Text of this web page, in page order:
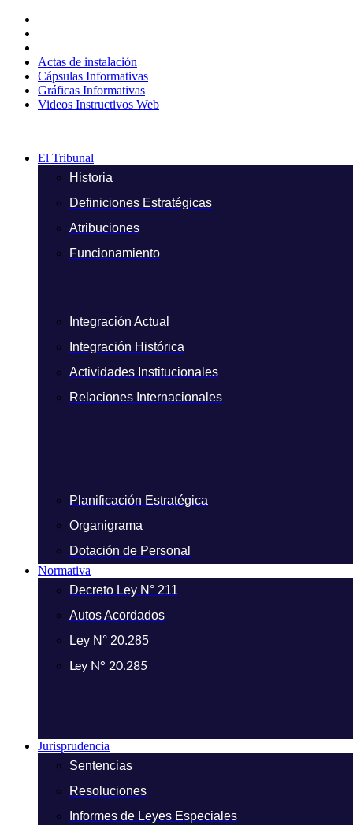
contenido
Actas de instalación
Cápsulas Informativas
Gráficas Informativas
Videos Instructivos Web
El Tribunal
Historia
Definiciones Estratégicas
Atribuciones
Funcionamiento
Integración Actual
Integración Histórica
Actividades Institucionales
Relaciones Internacionales
Planificación Estratégica
Organigrama
Dotación de Personal
Normativa
Decreto Ley N° 211
Autos Acordados
Ley N° 20.285
Ley N° 20.285
Jurisprudencia
Sentencias
Resoluciones
Informes de Leyes Especiales